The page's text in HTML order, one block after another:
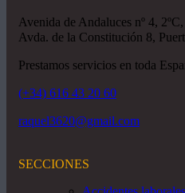
Avenida de Andaluces nº 4,
Avda. de la Constitución 8,
Prestamos servicios en toda
(+34) 616 43 20 60
raquel3620@gmail.com
SECCIONES